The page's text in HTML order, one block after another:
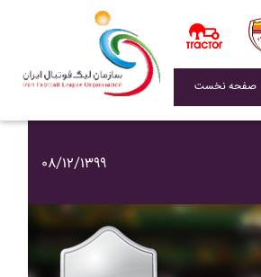
صفحه نخست
۰۸/۱۲/۱۳۹۹